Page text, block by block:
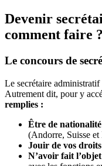
Devenir
comment faire ?
Le concours de
Le secrétaire administratif
Autrement dit, pour y
remplies :
Être de
(Andorre, Suisse
Jouir de vos
N’avoir fait